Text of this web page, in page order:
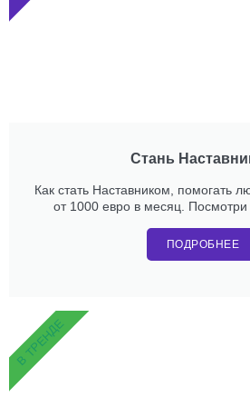
Стань
Как стать Наставником, помогать
от 1000 евро в месяц.
ПОДРОБНЕЕ
В ТРЕНДЕ